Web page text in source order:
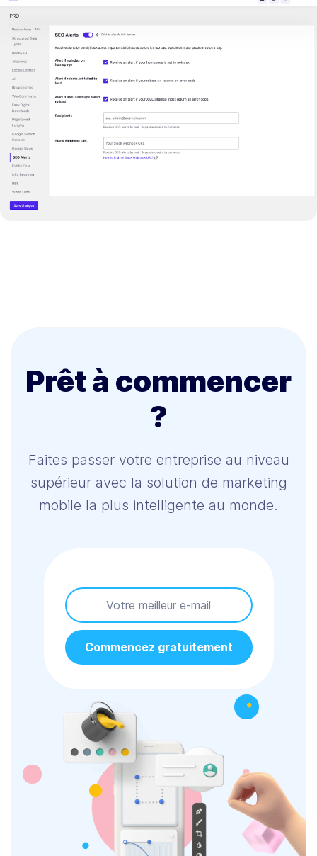
Prêt à commencer
?
Faites passer votre entreprise au niveau
supérieur avec la solution de marketing
mobile la plus intelligente au monde.
Commencez gratuitement